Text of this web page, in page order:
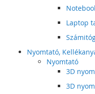
Laptop
Nyomtató,
Nyomtató
3D
3D